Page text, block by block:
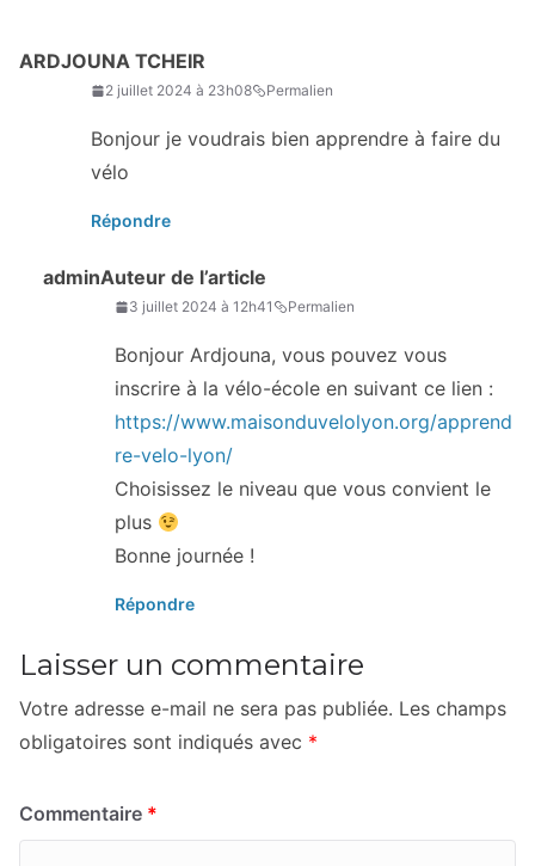
ARDJOUNA TCHEIR
2 juillet 2024 à 23h08 Permalien
Bonjour je voudrais bien apprendre à faire du
vélo
Répondre
adminAuteur de l’article
3 juillet 2024 à 12h41 Permalien
Bonjour Ardjouna, vous pouvez vous
inscrire à la vélo-école en suivant ce lien :
https://www.maisonduvelolyon.org/apprend
re-velo-lyon/
Choisissez le niveau que vous convient le
plus
Bonne journée !
Répondre
Laisser un commentaire
Votre adresse e-mail ne sera pas publiée. Les champs
obligatoires sont indiqués avec *
Commentaire *